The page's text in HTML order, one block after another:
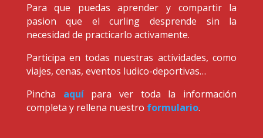
Para que puedas aprender y compartir la
pasion que el curling desprende sin la
necesidad de practicarlo activamente.
Participa en todas nuestras actividades, como
viajes, cenas, eventos ludico-deportivas…
Pincha aquípara ver toda la información
completa y rellena nuestro formulario.